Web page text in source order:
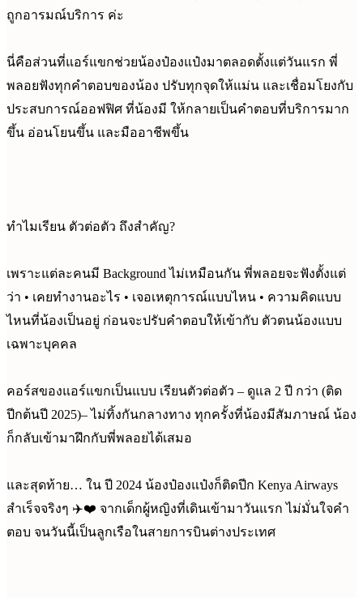
ถูกอารมณ์บริการ ค่ะ
นี่คือส่วนที่แอร์แขกช่วยน้องป๋องแป๋งมาตลอดตั้งแต่วันแรก พี่
พลอยฟังทุกคำตอบของน้อง ปรับทุกจุดให้แม่น และเชื่อมโยงกับ
ประสบการณ์ออฟฟิศ ที่น้องมี ให้กลายเป็นคำตอบที่บริการมาก
ขึ้น อ่อนโยนขึ้น และมืออาชีพขึ้น
ทำไมเรียน ตัวต่อตัว ถึงสำคัญ?
เพราะแต่ละคนมี Background ไม่เหมือนกัน พี่พลอยจะฟังตั้งแต่
ว่า • เคยทำงานอะไร • เจอเหตุการณ์แบบไหน • ความคิดแบบ
ไหนที่น้องเป็นอยู่ ก่อนจะปรับคำตอบให้เข้ากับ ตัวตนน้องแบบ
เฉพาะบุคคล
คอร์สของแอร์แขกเป็นแบบ เรียนตัวต่อตัว – ดูแล 2 ปี กว่า (ติด
ปีกต้นปี 2025)– ไม่ทิ้งกันกลางทาง ทุกครั้งที่น้องมีสัมภาษณ์ น้อง
ก็กลับเข้ามาฝึกกับพี่พลอยได้เสมอ
และสุดท้าย… ใน ปี 2024 น้องป๋องแป๋งก็ติดปีก Kenya Airways
สำเร็จจริงๆ ✈️❤️ จากเด็กผู้หญิงที่เดินเข้ามาวันแรก ไม่มั่นใจคำ
ตอบ จนวันนี้เป็นลูกเรือในสายการบินต่างประเทศ